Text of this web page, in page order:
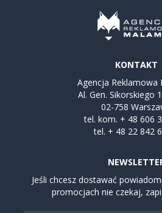
KONTAKT
Agencja Reklamowa
Al. Gen. Sikorskiego
02-758
tel. kom. + 48 606
tel. + 48 22 842
Jeśli chcesz dostawać
promocjach nie czekaj,